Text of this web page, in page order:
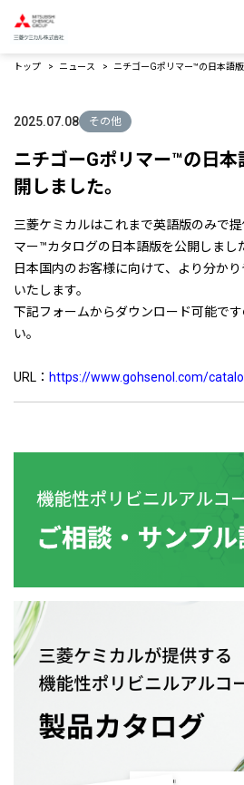
トップ ニュース ニチゴーGポリマー™の日本語
2025.07.08 その他
ニチゴーGポリマー™の日
開しました。
三菱ケミカルはこれまで英語版のみで
マー™カタログの日本語版を公開しまし
日本国内のお客様に向けて、より分か
いたします。
下記フォームからダウンロード可能で
い。
URL： https://www.gohsenol.com/